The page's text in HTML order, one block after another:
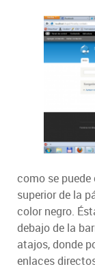
como se
superior de la
color negro.
debajo de la
atajos, donde
enlaces